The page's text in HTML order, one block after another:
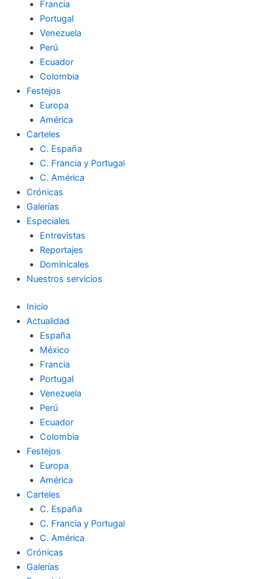
Francia
Portugal
Venezuela
Perú
Ecuador
Colombia
Festejos
Europa
América
Carteles
C. España
C. Francia y Portugal
C. América
Crónicas
Galerías
Especiales
Entrevistas
Reportajes
Dominicales
Nuestros servicios
Inicio
Actualidad
España
México
Francia
Portugal
Venezuela
Perú
Ecuador
Colombia
Festejos
Europa
América
Carteles
C. España
C. Francia y Portugal
C. América
Crónicas
Galerías